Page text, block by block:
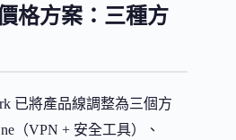
格方案：三種方
已將產品線調整為三個方
（VPN + 安全工具）、